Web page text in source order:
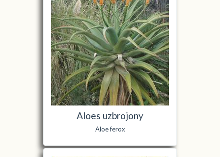
Aloes uzbrojony
Aloe ferox